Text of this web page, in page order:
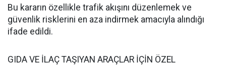
Bu kararın özellikle trafik akışını düzenlemek ve
güvenlik risklerini en aza indirmek amacıyla alındığı
ifade edildi.
GIDA VE İLAÇ TAŞIYAN ARAÇLAR İÇİN ÖZEL